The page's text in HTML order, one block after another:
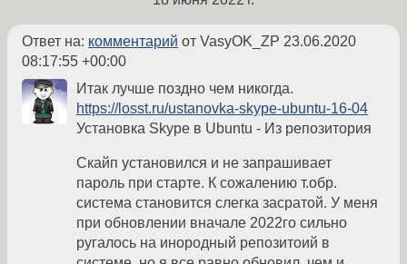
Ответ на: комментарий от VasyOK_ZP 23.06.2020
08:17:55 +00:00
Итак лучше поздно чем никогда.
https://losst.ru/ustanovka-skype-ubuntu-16-04
Установка Skype в Ubuntu - Из репозитория
Скайп установился и не запрашивает
пароль при старте. К сожалению т.обр.
система становится слегка засратой. У меня
при обновлении вначале 2022го сильно
ругалось на инородный репозитоий в